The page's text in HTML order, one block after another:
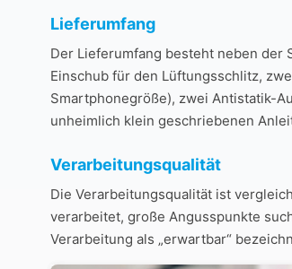
Lieferumfang
Der Lieferumfang besteht neben der
Einschub für den Lüftungsschlitz,
Smartphonegröße), zwei Antistatik-
unheimlich klein geschriebenen
Verarbeitungsqualität
Die Verarbeitungsqualität ist
verarbeitet, große Angusspunkte
Verarbeitung als „erwartbar“